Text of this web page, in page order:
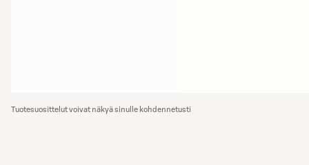
Tuotesuosittelut voivat näkyä sinulle kohdennetusti